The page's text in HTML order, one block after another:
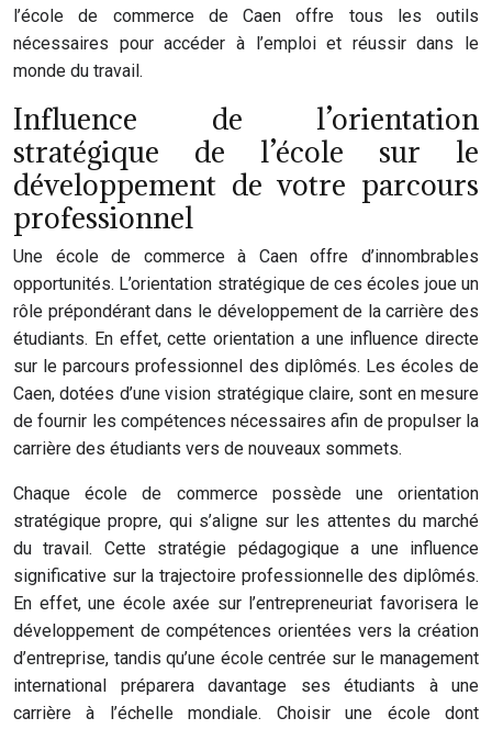
l’école de commerce de Caen offre tous les outils
nécessaires pour accéder à l’emploi et réussir dans le
monde du travail.
Influence de l’orientation
stratégique de l’école sur le
développement de votre parcours
professionnel
Une école de commerce à Caen offre d’innombrables
opportunités. L’orientation stratégique de ces écoles joue un
rôle prépondérant dans le développement de la carrière des
étudiants. En effet, cette orientation a une influence directe
sur le parcours professionnel des diplômés. Les écoles de
Caen, dotées d’une vision stratégique claire, sont en mesure
de fournir les compétences nécessaires afin de propulser la
carrière des étudiants vers de nouveaux sommets.
Chaque école de commerce possède une orientation
stratégique propre, qui s’aligne sur les attentes du marché
du travail. Cette stratégie pédagogique a une influence
significative sur la trajectoire professionnelle des diplômés.
En effet, une école axée sur l’entrepreneuriat favorisera le
développement de compétences orientées vers la création
d’entreprise, tandis qu’une école centrée sur le management
international préparera davantage ses étudiants à une
carrière à l’échelle mondiale. Choisir une école dont